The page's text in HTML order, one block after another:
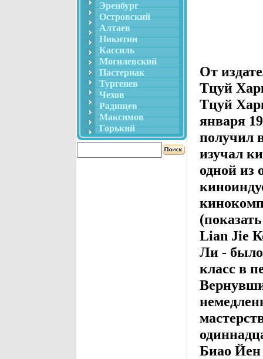
Эренбург
Островский
Алтаев
Никитин
Кассиль
Могилевский
Пастернак
Тургенев
Чехов
Радищев
Максимов
Горький
От
Тцуй
Тцуй
января
получил
изучал
одной из
Lian Jie
Ли - было
класс в
Биао Йен